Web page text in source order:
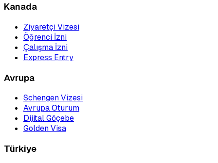
Kanada
Ziyaretçi Vizesi
Öğrenci İzni
Çalışma İzni
Express Entry
Avrupa
Schengen Vizesi
Avrupa Oturum
Dijital Göçebe
Golden Visa
Türkiye